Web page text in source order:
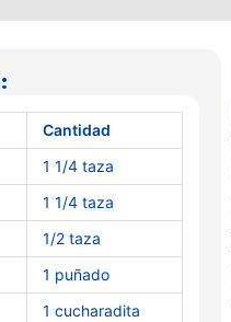
Cantidad
1 1/4 taza
1 1/4 taza
1/2 taza
1 puñado
1 cucharadita